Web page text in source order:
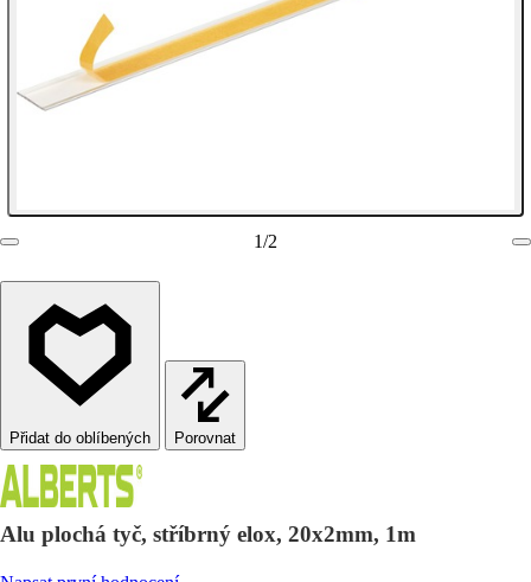
1/2
Porovnat
Alu plochá tyč, stříbrný elox, 20x2mm, 1m